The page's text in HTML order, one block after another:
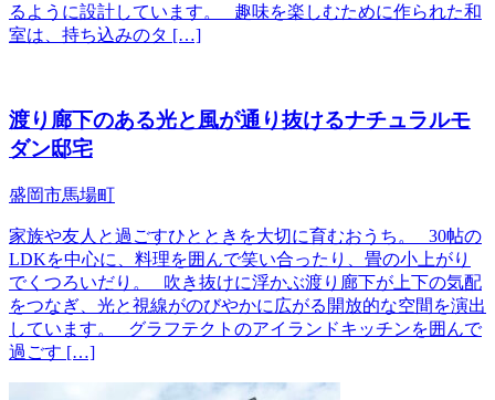
るように設計しています。 趣味を楽しむために作られた和
室は、持ち込みのタ […]
渡り廊下のある光と風が通り抜けるナチュラルモ
ダン邸宅
盛岡市馬場町
家族や友人と過ごすひとときを大切に育むおうち。 30帖の
LDKを中心に、料理を囲んで笑い合ったり、畳の小上がり
でくつろいだり。 吹き抜けに浮かぶ渡り廊下が上下の気配
をつなぎ、光と視線がのびやかに広がる開放的な空間を演出
しています。 グラフテクトのアイランドキッチンを囲んで
過ごす […]